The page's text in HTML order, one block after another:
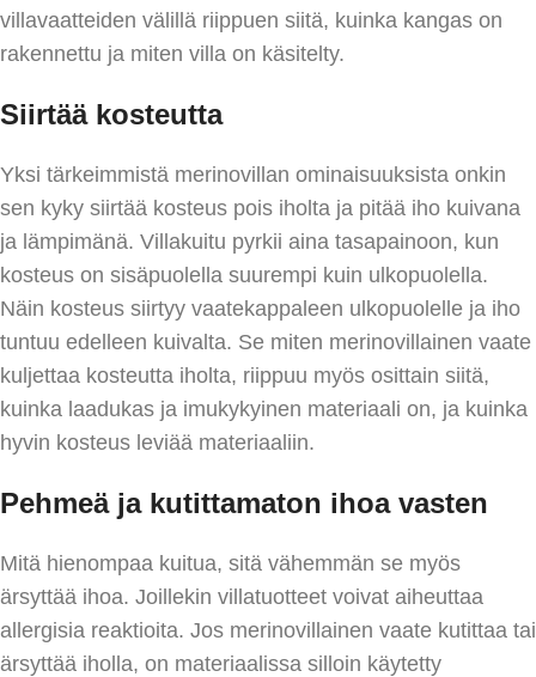
villavaatteiden välillä riippuen siitä, kuinka kangas on
rakennettu ja miten villa on käsitelty.
Siirtää kosteutta
Yksi tärkeimmistä merinovillan ominaisuuksista onkin
sen kyky siirtää kosteus pois iholta ja pitää iho kuivana
ja lämpimänä. Villakuitu pyrkii aina tasapainoon, kun
kosteus on sisäpuolella suurempi kuin ulkopuolella.
Näin kosteus siirtyy vaatekappaleen ulkopuolelle ja iho
tuntuu edelleen kuivalta. Se miten merinovillainen vaate
kuljettaa kosteutta iholta, riippuu myös osittain siitä,
kuinka laadukas ja imukykyinen materiaali on, ja kuinka
hyvin kosteus leviää materiaaliin.
Pehmeä ja kutittamaton ihoa vasten
Mitä hienompaa kuitua, sitä vähemmän se myös
ärsyttää ihoa. Joillekin villatuotteet voivat aiheuttaa
allergisia reaktioita. Jos merinovillainen vaate kutittaa tai
ärsyttää iholla, on materiaalissa silloin käytetty